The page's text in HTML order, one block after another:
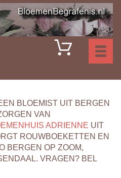
BLOEMIST UIT BERGEN
VAN
ADRIENNE UIT
ROUWBOEKETTEN EN
BERGEN OP ZOOM,
VRAGEN? BEL